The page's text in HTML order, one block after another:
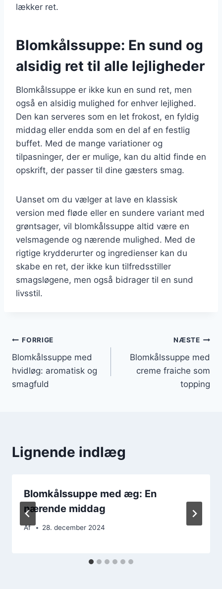
lækker ret.
Blomkålssuppe: En sund og
alsidig ret til alle lejligheder
Blomkålssuppe er ikke kun en sund ret, men
også en alsidig mulighed for enhver lejlighed.
Den kan serveres som en let frokost, en fyldig
middag eller endda som en del af en festlig
buffet. Med de mange variationer og
tilpasninger, der er mulige, kan du altid finde en
opskrift, der passer til dine gæsters smag.
Uanset om du vælger at lave en klassisk
version med fløde eller en sundere variant med
grøntsager, vil blomkålssuppe altid være en
velsmagende og nærende mulighed. Med de
rigtige krydderurter og ingredienser kan du
skabe en ret, der ikke kun tilfredsstiller
smagsløgene, men også bidrager til en sund
livsstil.
Indlægsnavigation
FORRIGE
Blomkålssuppe med
hvidløg: aromatisk og
smagfuld
NÆSTE
Blomkålssuppe med
creme fraiche som
topping
Lignende indlæg
Blomkålssuppe med æg: En
nærende middag
Af 28. december 2024